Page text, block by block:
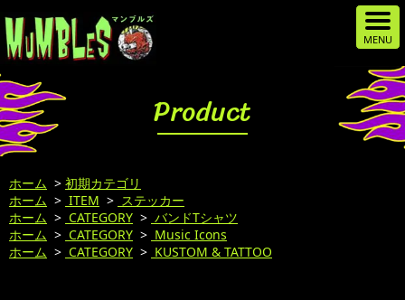
Product
ホーム > 初期カテゴリ
ホーム > ITEM > ステッカー
ホーム > CATEGORY > バンドTシャツ
ホーム > CATEGORY > Music Icons
ホーム > CATEGORY > KUSTOM & TATTOO